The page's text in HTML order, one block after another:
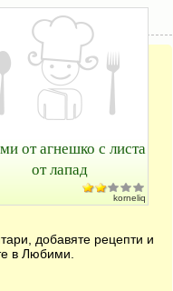
от агнешко с листа
от лапад
korneliq
добавяте рецепти и
в Любими.